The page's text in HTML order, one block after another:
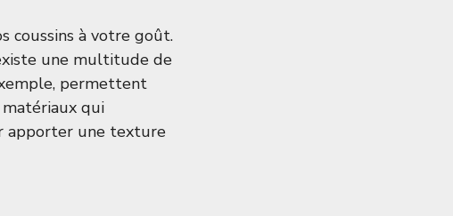
coussins à votre goût.
une multitude de
permettent
qui
apporter une texture